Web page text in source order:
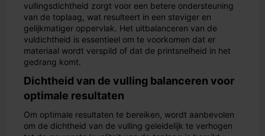
vullingsdichtheid zorgt voor een betere ondersteuning
van de toplaag, wat resulteert in een steviger en
gelijkmatiger oppervlak. Het uitbalanceren van de
vuldichtheid is essentieel om te voorkomen dat er
materiaal wordt verspild of dat de printsnelheid in het
gedrang komt.
Dichtheid van de vulling balanceren voor
optimale resultaten
Om optimale resultaten te bereiken, wordt aanbevolen
om de dichtheid van de vulling geleidelijk te verhogen